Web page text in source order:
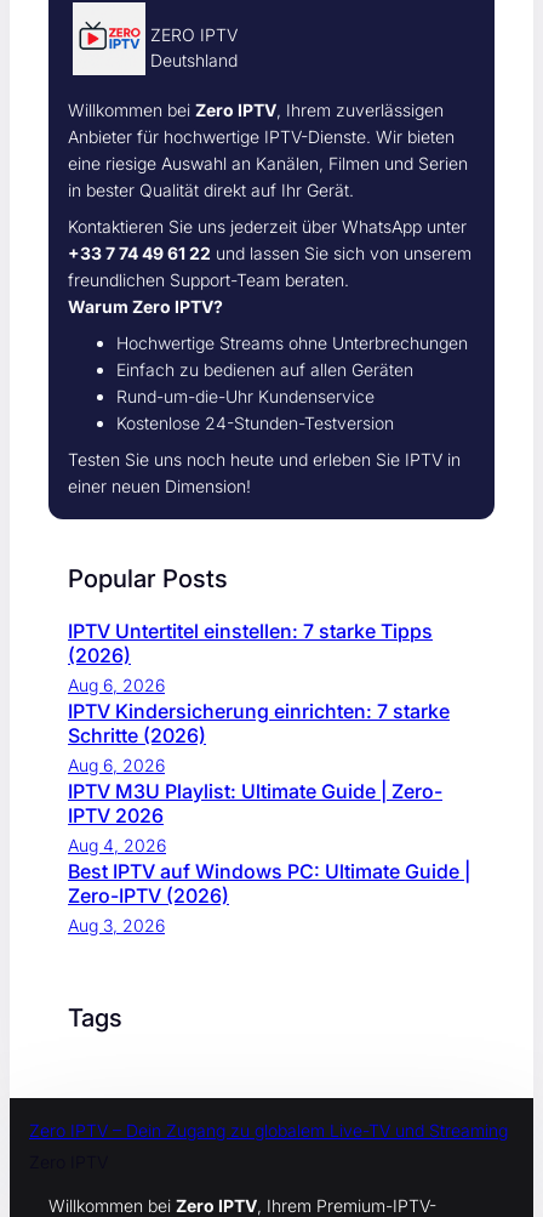
ZERO IPTV
Deutshland
Willkommen bei Zero IPTV, Ihrem zuverlässigen
Anbieter für hochwertige IPTV-Dienste. Wir bieten
eine riesige Auswahl an Kanälen, Filmen und Serien
in bester Qualität direkt auf Ihr Gerät.
Kontaktieren Sie uns jederzeit über WhatsApp unter
+33 7 74 49 61 22 und lassen Sie sich von unserem
freundlichen Support-Team beraten.
Warum Zero IPTV?
Hochwertige Streams ohne Unterbrechungen
Einfach zu bedienen auf allen Geräten
Rund-um-die-Uhr Kundenservice
Kostenlose 24-Stunden-Testversion
Testen Sie uns noch heute und erleben Sie IPTV in
einer neuen Dimension!
Popular Posts
IPTV Untertitel einstellen: 7 starke Tipps
(2026)
Aug 6, 2026
IPTV Kindersicherung einrichten: 7 starke
Schritte (2026)
Aug 6, 2026
IPTV M3U Playlist: Ultimate Guide | Zero-
IPTV 2026
Aug 4, 2026
Best IPTV auf Windows PC: Ultimate Guide |
Zero-IPTV (2026)
Aug 3, 2026
Tags
Zero IPTV – Dein Zugang zu globalem Live-TV und Streaming
Willkommen bei Zero IPTV, Ihrem Premium-IPTV-